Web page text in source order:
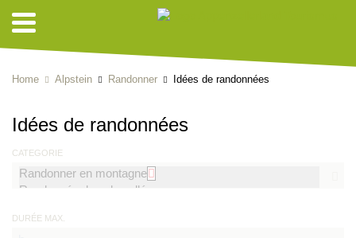
Home Alpstein Randonner Idées de randonnées
Idées de randonnées
CATEGORIE
DURÉE MAX.